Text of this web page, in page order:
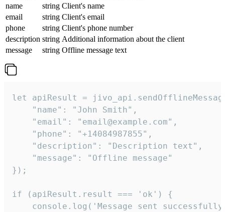
name
string Client's name
email
string Client's email
phone
string Client's phone number
description string Additional information about the client
message
string Offline message text
let apiResult =
    "name": "John Smith",
    "email": "email@example.com",
    "phone": "+14084987855",
    "description": "Description text",
    "message": "Offline message"
});
if (apiResult.result === 'ok') {
console.log('Message sent